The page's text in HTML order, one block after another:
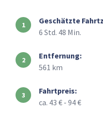
Geschätzte
6 Std. 48 Min.
Entfernung:
561 km
Fahrtpreis:
ca. 43 € - 94 €